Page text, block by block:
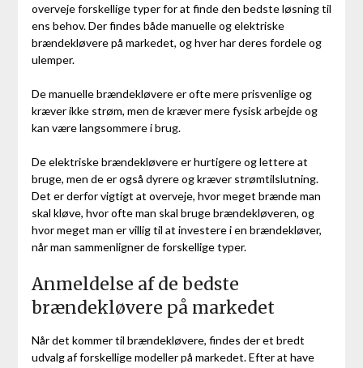
overveje forskellige typer for at finde den bedste løsning til
ens behov. Der findes både manuelle og elektriske
brændekløvere på markedet, og hver har deres fordele og
ulemper.
De manuelle brændekløvere er ofte mere prisvenlige og
kræver ikke strøm, men de kræver mere fysisk arbejde og
kan være langsommere i brug.
De elektriske brændekløvere er hurtigere og lettere at
bruge, men de er også dyrere og kræver strømtilslutning.
Det er derfor vigtigt at overveje, hvor meget brænde man
skal kløve, hvor ofte man skal bruge brændekløveren, og
hvor meget man er villig til at investere i en brændekløver,
når man sammenligner de forskellige typer.
Anmeldelse af de bedste
brændekløvere på markedet
Når det kommer til brændekløvere, findes der et bredt
udvalg af forskellige modeller på markedet. Efter at have